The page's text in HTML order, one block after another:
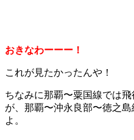
おきなわーーー！
これが見たかったんや！
ちなみに那覇〜粟国線では
が、那覇〜沖永良部〜徳之
よ。